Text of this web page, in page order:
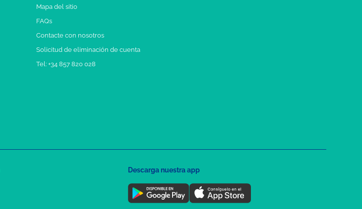
Mapa del sitio
FAQs
Contacte con nosotros
Solicitud de eliminación de cuenta
Tel: +34 857 820 028
Descarga nuestra app